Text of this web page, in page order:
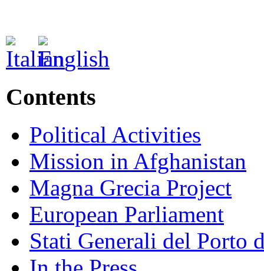
Contents
Political Activities
Mission in Afghanistan
Magna Grecia Project
European Parliament
Stati Generali del Porto